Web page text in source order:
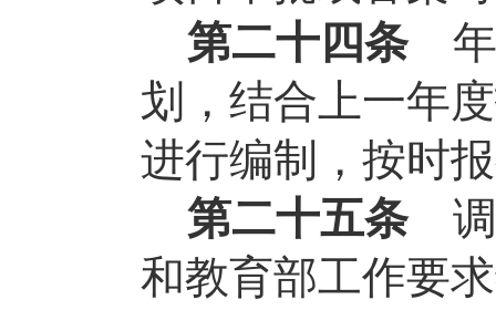
第二十四条
划，结合上一年
进行编制，按时
第二十五条
和教育部工作要